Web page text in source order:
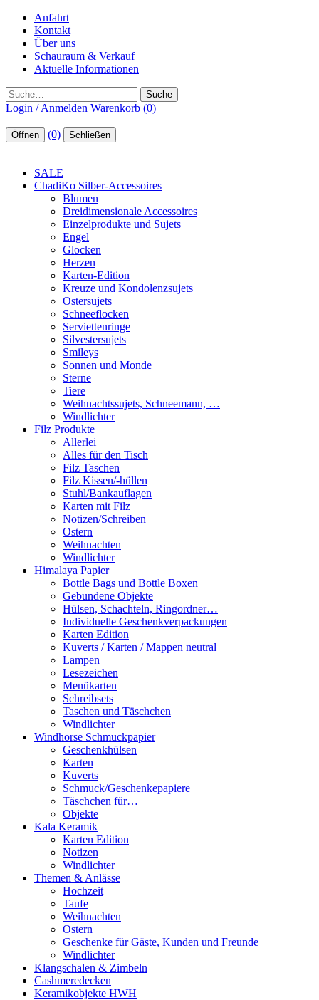
Anfahrt
Kontakt
Über uns
Schauraum & Verkauf
Aktuelle Informationen
Suche
Login / Anmelden Warenkorb (0)
Öffnen (0) Schließen
SALE
ChadiKo Silber-Accessoires
Blumen
Dreidimensionale Accessoires
Einzelprodukte und Sujets
Engel
Glocken
Herzen
Karten-Edition
Kreuze und Kondolenzsujets
Ostersujets
Schneeflocken
Serviettenringe
Silvestersujets
Smileys
Sonnen und Monde
Sterne
Tiere
Weihnachtssujets, Schneemann, …
Windlichter
Filz Produkte
Allerlei
Alles für den Tisch
Filz Taschen
Filz Kissen/-hüllen
Stuhl/Bankauflagen
Karten mit Filz
Notizen/Schreiben
Ostern
Weihnachten
Windlichter
Himalaya Papier
Bottle Bags und Bottle Boxen
Gebundene Objekte
Hülsen, Schachteln, Ringordner…
Individuelle Geschenkverpackungen
Karten Edition
Kuverts / Karten / Mappen neutral
Lampen
Lesezeichen
Menükarten
Schreibsets
Taschen und Täschchen
Windlichter
Windhorse Schmuckpapier
Geschenkhülsen
Karten
Kuverts
Schmuck/Geschenkepapiere
Täschchen für…
Objekte
Kala Keramik
Karten Edition
Notizen
Windlichter
Themen & Anlässe
Hochzeit
Taufe
Weihnachten
Ostern
Geschenke für Gäste, Kunden und Freunde
Windlichter
Klangschalen & Zimbeln
Cashmeredecken
Keramikobjekte HWH